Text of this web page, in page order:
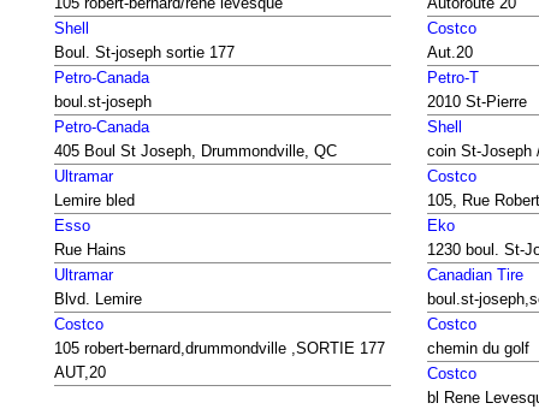
Shell
Boul. St-joseph sortie 177
Costco
Aut.20
Petro-Canada
boul.st-joseph
Petro-T
2010 St-Pierre
Petro-Canada
405 Boul St Joseph, Drummondville, QC
Shell
coin St-Joseph
Ultramar
Lemire bled
Costco
105, Rue
Esso
Rue Hains
Eko
1230 boul. St-
Ultramar
Blvd. Lemire
Canadian Tire
boul.st-
Costco
105 robert-bernard,drummondville ,SORTIE 177
AUT,20
Costco
chemin du golf
Costco
bl Rene